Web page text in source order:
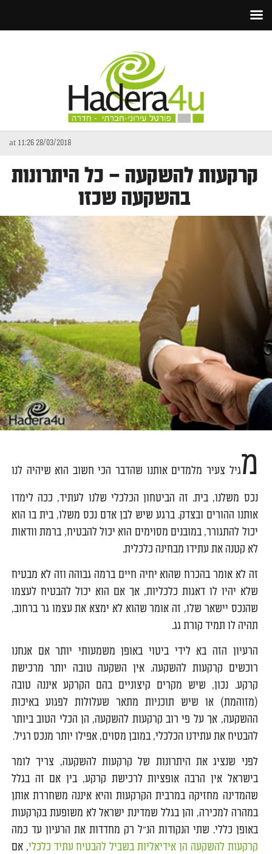
28/03/2018 at 11:26
קרקעות להשקעה – כל היתרונות
בהשקעה שכזו
מגיל צעיר מלמדים אותנו שהדבר הכי חשוב הוא שיהיה לנו
נכס משלנו, בית. זה הביטחון הכלכלי שלנו לעתיד, ככה לימדו
אותנו ההורים ובצדק. ברגע שיש לבן אדם נכס משלו, בית בו הוא
יכול להתגורר, במובנים מסוימים הוא יכול להבטיח, ברמת וודאות
לא קטנה את עתידו מבחינה כלכלית.
זה לא אומר בהכרח שהוא יחיה חיים ברמה גבוהה וזה לא מבטיח
שלא יהיו לו דאגות כלכליות, אך אם הוא יכול להבטיח לעצמו
שהנכס יישאר שלו, זה אומר שהוא לא ימצא את עצמו גר ברחוב,
תהיה לו תמיד קורת גג.
הרעיון הזה בא לידי ביטוי באופן משמעותי יותר אם אנחנו
רוכשים קרקעות להשקעה. אין השקעה טובה יותר מרכישת
קרקע. נכון, שיש מקרים קיצוניים בהם הקרקע איננה טובה
(מזוהמת) או שיש תוכניות מתאר שעלולות לפגוע באיכות
ההשקעה, אך על פי רוב קרקעות להשקעה, הן הכלי הטוב ביותר
להבטיח את עתידנו הכלכלי, במובן מסוים, אפילו יותר מנכס רגיל.
לפני שנציג את היתרונות של קרקעות להשקעה, צריך לומר
בישראל אין הרבה אופציות לרכישת קרקע, בין אם זה בגלל
שהמדינה מחזיקה במרבית הקרקעות והיא איננה משחררת אותן
במהרה למכירה, והן בגלל שמדינת ישראל לא משופעת בקרקעות
באופן כללי. שתי הנקודות הנ"ל רק מחדדות את הרעיון עד כמה
קרקעות להשקעה הן אידיאליות בשביל להבטיח עתיד כלכלי, אם